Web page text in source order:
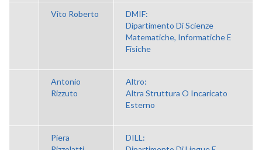
Vito Roberto
DMIF:
Dipartimento Di Scienze
Matematiche, Informatiche E
Fisiche
Antonio
Rizzuto
Altro:
Altra Struttura O Incaricato
Esterno
Piera
DILL: